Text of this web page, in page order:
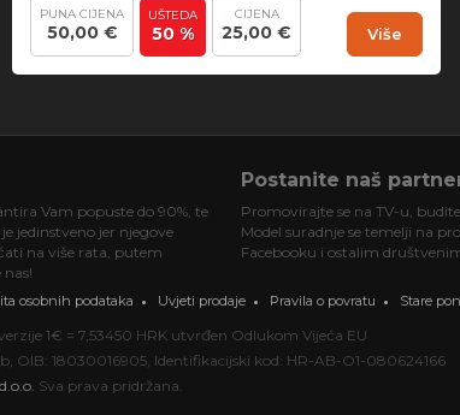
PUNA CIJENA
50,00 €
UŠTEDA
50 %
CIJENA
25,00 € Više
Vam popuste do 90%, te
jedinstveno jer njegove
na više rata, putem
Postanite naš
Promovirajte se na TV-u,
Model suradnje se temelji na
Facebooku i ostalim
osobnih podataka Uvjeti prodaje Pravila o povratu Stare
1€ = 7,53450 HRK utvrđen Odlukom Vijeća EU
OIB: 18030016905, Identifikacijski kod: HR-AB-O1-080624166
Sva prava pridržana.